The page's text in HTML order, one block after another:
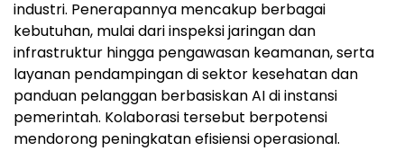
industri. Penerapannya mencakup berbagai
kebutuhan, mulai dari inspeksi jaringan dan
infrastruktur hingga pengawasan keamanan, serta
layanan pendampingan di sektor kesehatan dan
panduan pelanggan berbasiskan AI di instansi
pemerintah. Kolaborasi tersebut berpotensi
mendorong peningkatan efisiensi operasional.